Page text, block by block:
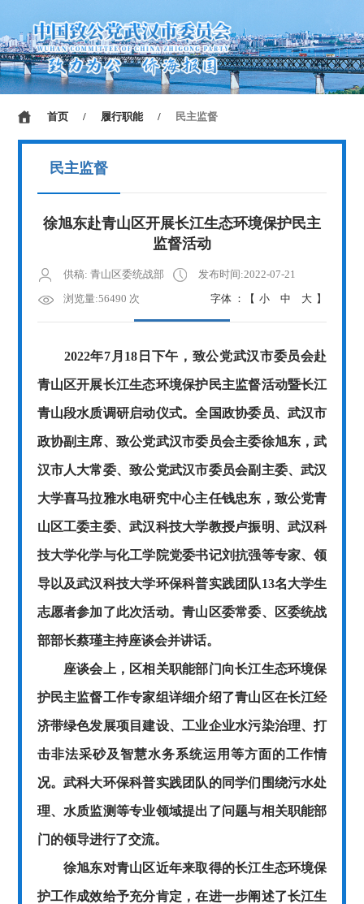
首页 / 履行职能 / 民主监督
民主监督
徐旭东赴青山区开展长江生态环境保护民主
监督活动
供稿: 青山区委统战部
发布时间:2022-07-21
浏览量:56490 次
字体 ：【 小 中 大 】
2022年7月18日下午，致公党武汉市委员会赴
青山区开展长江生态环境保护民主监督活动暨长江
青山段水质调研启动仪式。全国政协委员、武汉市
政协副主席、致公党武汉市委员会主委徐旭东，武
汉市人大常委、致公党武汉市委员会副主委、武汉
大学喜马拉雅水电研究中心主任钱忠东，致公党青
山区工委主委、武汉科技大学教授卢振明、武汉科
技大学化学与化工学院党委书记刘抗强等专家、领
导以及武汉科技大学环保科普实践团队13名大学生
志愿者参加了此次活动。青山区委常委、区委统战
部部长蔡瑾主持座谈会并讲话。
座谈会上，区相关职能部门向长江生态环境保
护民主监督工作专家组详细介绍了青山区在长江经
济带绿色发展项目建设、工业企业水污染治理、打
击非法采砂及智慧水务系统运用等方面的工作情
况。武科大环保科普实践团队的同学们围绕污水处
理、水质监测等专业领域提出了问题与相关职能部
门的领导进行了交流。
徐旭东对青山区近年来取得的长江生态环境保
护工作成效给予充分肯定，在进一步阐述了长江生